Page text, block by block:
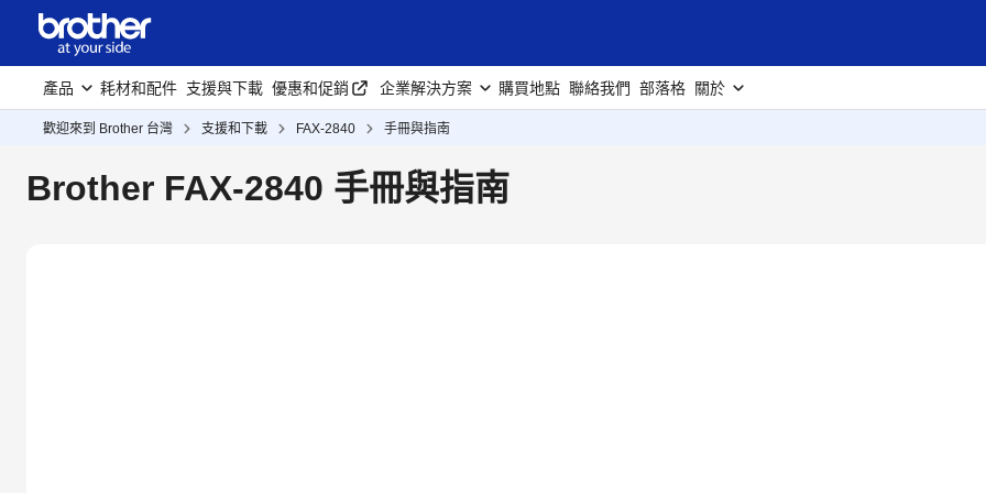
產品 耗材和配件 支援與下載 優惠和促銷 企業解決方案 購買地點 聯絡我們 部落格 關於
歡迎來到 Brother 台灣 支援和下載 FAX-2840 手冊與指南
Brother FAX-2840 手冊與指南